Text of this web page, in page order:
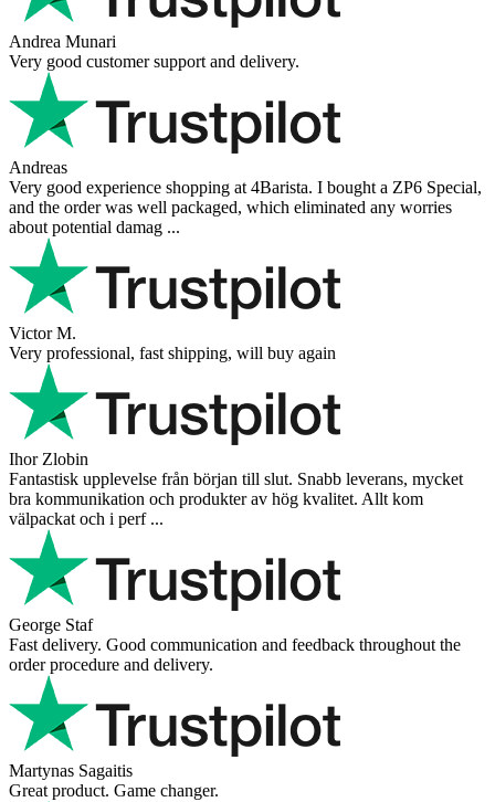
Andrea Munari
Very good customer support and delivery.
Andreas
Very good experience shopping at 4Barista. I bought a ZP6 Special,
and the order was well packaged, which eliminated any worries
about potential damag ...
Victor M.
Very professional, fast shipping, will buy again
Ihor Zlobin
Fantastisk upplevelse från början till slut. Snabb leverans, mycket
bra kommunikation och produkter av hög kvalitet. Allt kom
välpackat och i perf ...
George Staf
Fast delivery. Good communication and feedback throughout the
order procedure and delivery.
Martynas Sagaitis
Great product. Game changer.